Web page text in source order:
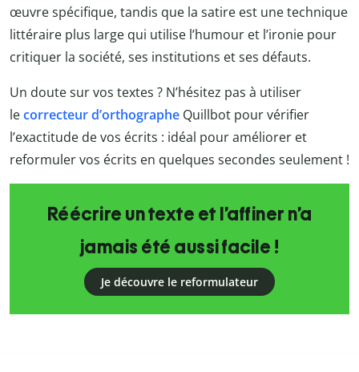
œuvre spécifique, tandis que la satire est une technique
littéraire plus large qui utilise l’humour et l’ironie pour
critiquer la société, ses institutions et ses défauts.
Un doute sur vos textes ? N’hésitez pas à utiliser
lecorrecteur d’orthographe Quillbot pour vérifier
l’exactitude de vos écrits : idéal pour améliorer et
reformuler vos écrits en quelques secondes seulement !
Réécrire un texte et l’affiner n’a
jamais été aussi facile !
Je découvre le reformulateur